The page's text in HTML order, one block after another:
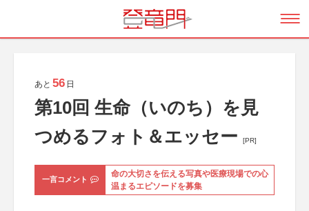
あと 56 日
第10回 生命（いのち）を見
つめるフォト＆エッセー
[PR]
一言コメント
命の大切さを伝える写真や医療現場での心
温まるエピソードを募集